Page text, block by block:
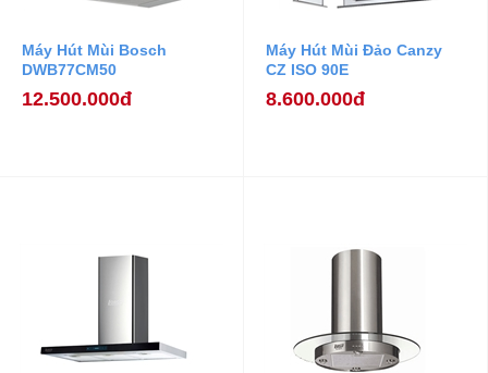
Máy Hút Mùi Bosch
DWB77CM50
12.500.000đ
Máy Hút Mùi Đảo Canzy
CZ ISO 90E
8.600.000đ